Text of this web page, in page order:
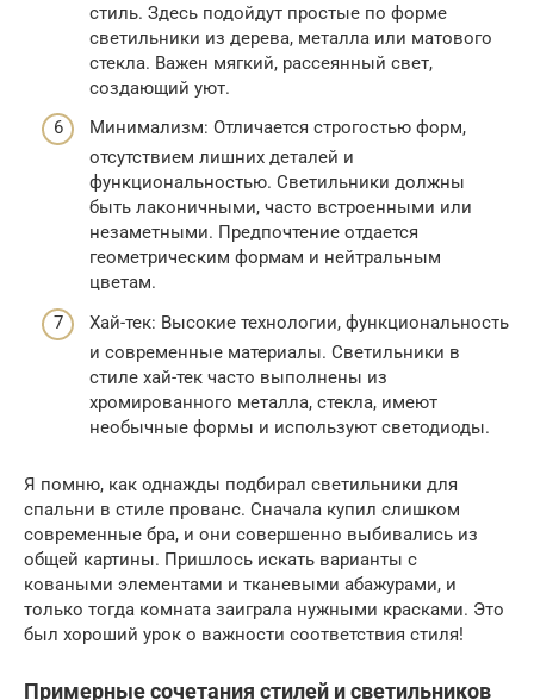
стиль. Здесь подойдут простые по форме
светильники из дерева, металла или матового
стекла. Важен мягкий, рассеянный свет,
создающий уют.
Минимализм: Отличается строгостью форм,
отсутствием лишних деталей и
функциональностью. Светильники должны
быть лаконичными, часто встроенными или
незаметными. Предпочтение отдается
геометрическим формам и нейтральным
цветам.
Хай-тек: Высокие технологии, функциональность
и современные материалы. Светильники в
стиле хай-тек часто выполнены из
хромированного металла, стекла, имеют
необычные формы и используют светодиоды.
Я помню, как однажды подбирал светильники для
спальни в стиле прованс. Сначала купил слишком
современные бра, и они совершенно выбивались из
общей картины. Пришлось искать варианты с
коваными элементами и тканевыми абажурами, и
только тогда комната заиграла нужными красками. Это
был хороший урок о важности соответствия стиля!
Примерные сочетания стилей и светильников